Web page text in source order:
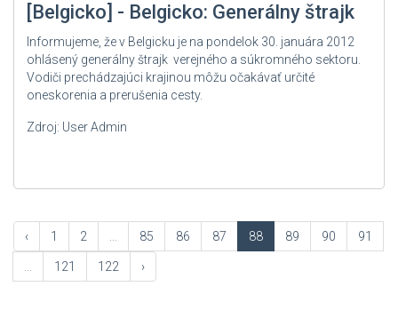
[Belgicko] - Belgicko: Generálny štrajk
Informujeme, že v Belgicku je na pondelok 30. januára 2012
ohlásený generálny štrajk verejného a súkromného sektoru.
Vodiči prechádzajúci krajinou môžu očakávať určité
oneskorenia a prerušenia cesty.
Zdroj: User Admin
‹ 1 2 ... 85 86 87 88 89 90 91
... 121 122 ›